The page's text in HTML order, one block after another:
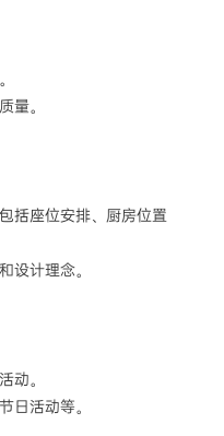
量。
括座位安排、厨房位置
设计理念。
动。
日活动等。